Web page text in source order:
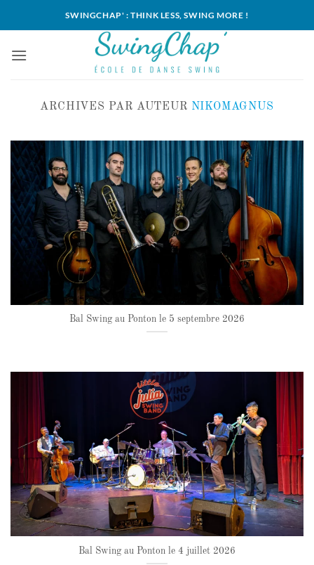
SWINGCHAP' : THINK LESS, SWING MORE !
ARCHIVES PAR AUTEUR NIKOMAGNUS
Bal Swing au Ponton le 5 septembre 2026
Bal Swing au Ponton le 4 juillet 2026